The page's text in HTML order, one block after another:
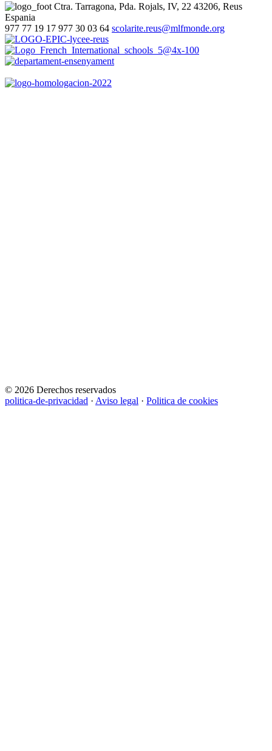
Ctra. Tarragona, Pda. Rojals, IV, 22 43206, Reus
Espania
977 77 19 17 977 30 03 64 scolarite.reus@mlfmonde.org
© 2026 Derechos reservados
politica-de-privacidad · Aviso legal · Politica de cookies